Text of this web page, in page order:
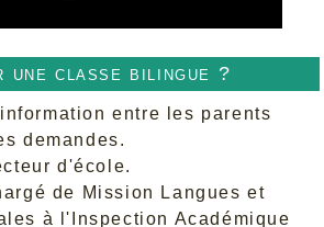
une classe bilingue ?
entre les parents
demandes.
d'école.
de Mission Langues et
à l'Inspection Académique